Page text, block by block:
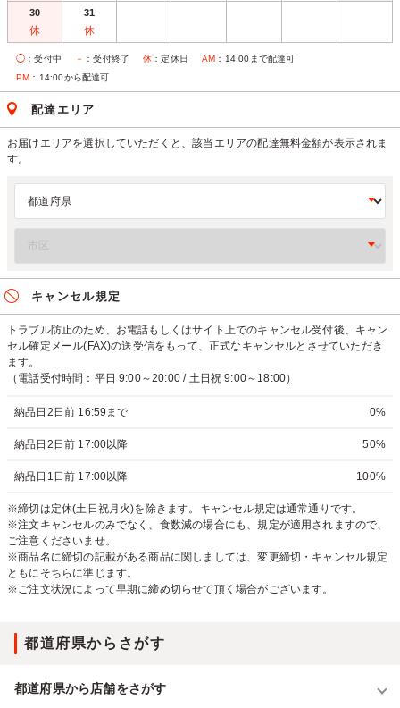
30
休
31
休
◯ ：受付中 － ：受付終了 休 ：定休日 AM ：14:00まで配達可
PM ：14:00から配達可
配達エリア
お届けエリアを選択していただくと、該当エリアの配達無料金額が表示されま
す。
キャンセル規定
トラブル防止のため、お電話もしくはサイト上でのキャンセル受付後、キャン
セル確定メール(FAX)の送受信をもって、正式なキャンセルとさせていただき
ます。
（電話受付時間：平日 9:00～20:00 / 土日祝 9:00～18:00）
納品日2日前 16:59まで 0%
納品日2日前 17:00以降 50%
納品日1日前 17:00以降 100%
※締切は定休(土日祝月火)を除きます。キャンセル規定は通常通りです。
※注文キャンセルのみでなく、食数減の場合にも、規定が適用されますので、
ご注意くださいませ。
※商品名に締切の記載がある商品に関しましては、変更締切・キャンセル規定
ともにそちらに準じます。
※ご注文状況によって早期に締め切らせて頂く場合がございます。
都道府県からさがす
都道府県から店舗をさがす